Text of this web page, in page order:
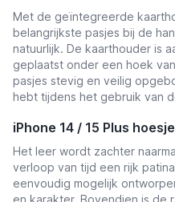
Met de geïntegreerde
belangrijkste pasjes bij de
natuurlijk. De kaarthouder is
geplaatst onder een hoek
pasjes stevig en veilig
hebt tijdens het gebruik van
iPhone 14 / 15 Plus
Het leer wordt zachter
verloop van tijd een rijk
eenvoudig mogelijk
en karakter. Bovendien is de